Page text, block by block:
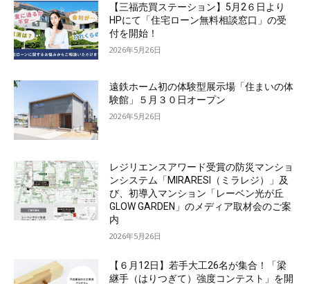
【三福売買ステーション】5月2６日より
HPにて「住宅ローン無料相談窓口」の受
付を開始！
2026年5月26日
遠鉄ホーム初の体験型展示場「住まいの体
験館」５月３０日オープン
2026年5月26日
レジリエンスアワード受賞の防災マンショ
ンシステム「MIRARESI（ミラレジ）」及
び、初導入マンション「レーベン光が丘
GLOW GARDEN」のメディア取材会のご案
内
2026年5月26日
【６月12日】若手大工26名が集合！「梁
継手（はりつぎて）強度コンテスト」を開